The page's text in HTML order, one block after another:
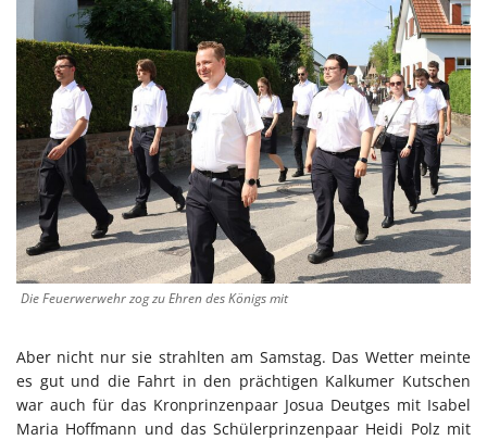
Die Feuerwerwehr zog zu Ehren des Königs mit
Aber nicht nur sie strahlten am Samstag. Das Wetter meinte
es gut und die Fahrt in den prächtigen Kalkumer Kutschen
war auch für das Kronprinzenpaar Josua Deutges mit Isabel
Maria Hoffmann und das Schülerprinzenpaar Heidi Polz mit